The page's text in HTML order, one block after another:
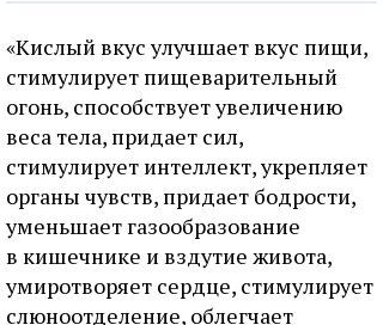
«Кислый вкус улучшает вкус пищи,
стимулирует пищеварительный
огонь, способствует увеличению
веса тела, придает сил,
стимулирует интеллект, укрепляет
органы чувств, придает бодрости,
уменьшает газообразование
в кишечнике и вздутие живота,
умиротворяет сердце, стимулирует
слюноотделение, облегчает